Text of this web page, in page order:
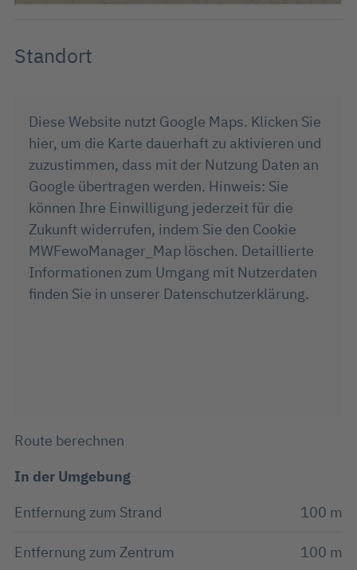
Standort
Diese Website nutzt Google Maps. Klicken Sie
hier, um die Karte dauerhaft zu aktivieren und
zuzustimmen, dass mit der Nutzung Daten an
Google übertragen werden. Hinweis: Sie
können Ihre Einwilligung jederzeit für die
Zukunft widerrufen, indem Sie den Cookie
MWFewoManager_Map löschen. Detaillierte
Informationen zum Umgang mit Nutzerdaten
finden Sie in unserer Datenschutzerklärung.
Route berechnen
In der Umgebung
Entfernung zum Strand
100 m
Entfernung zum Zentrum 100 m